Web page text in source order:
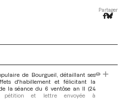
Partager
de Bourgueil, détaillant ses
d'habillement et félicitant la
la séance du 6 ventôse an II (24
pétition et lettre envoyée à